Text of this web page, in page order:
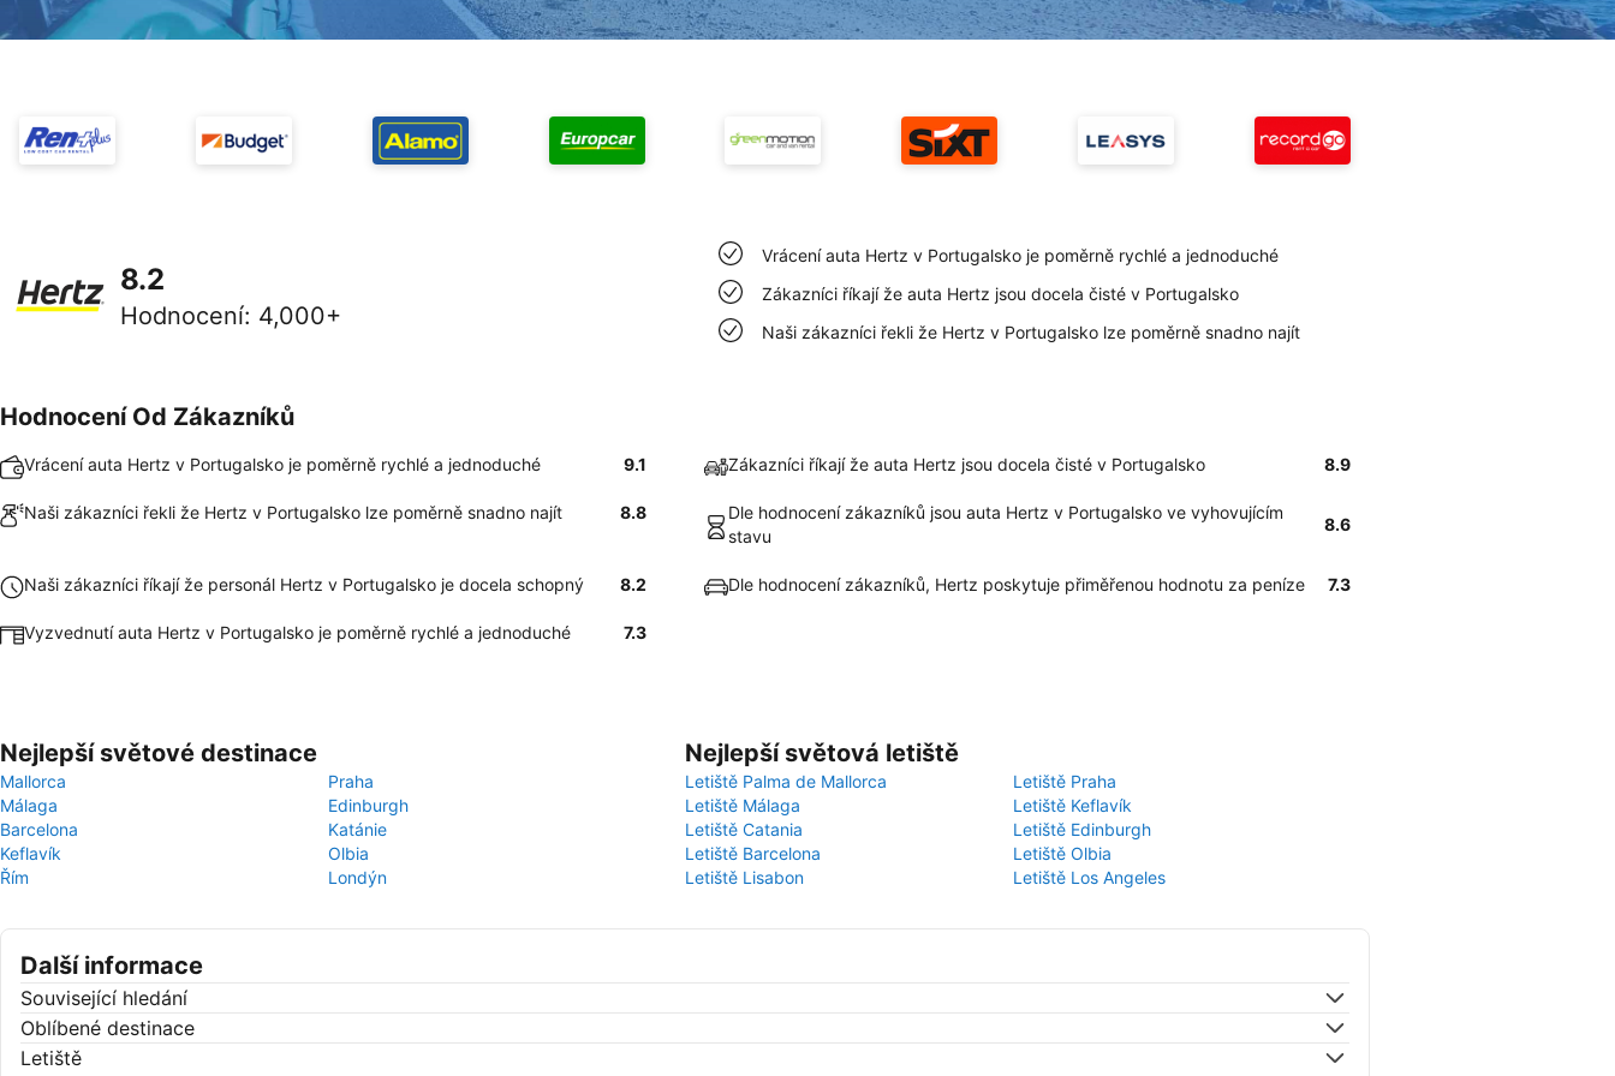
8.2
Hodnocení: 4,000+
Vrácení auta Hertz v Portugalsko je poměrně rychlé a jednoduché
Zákazníci říkají že auta Hertz jsou docela čisté v Portugalsko
Naši zákazníci řekli že Hertz v Portugalsko lze poměrně snadno najít
Hodnocení Od Zákazníků
Vrácení auta Hertz v Portugalsko je poměrně rychlé a jednoduché 9.1 Zákazníci říkají že auta Hertz jsou docela čisté v Portugalsko 8.9
Naši zákazníci řekli že Hertz v Portugalsko lze poměrně snadno najít 8.8
Dle hodnocení zákazníků jsou auta Hertz v Portugalsko ve vyhovujícím
stavu
8.6
Naši zákazníci říkají že personál Hertz v Portugalsko je docela schopný 8.2 Dle hodnocení zákazníků, Hertz poskytuje přiměřenou hodnotu za peníze 7.3
Vyzvednutí auta Hertz v Portugalsko je poměrně rychlé a jednoduché 7.3
Nejlepší světové destinace
Mallorca
Praha
Málaga
Edinburgh
Barcelona
Katánie
Keflavík
Olbia
Řím
Londýn
Nejlepší světová letiště
Letiště Palma de Mallorca
Letiště Praha
Letiště Málaga
Letiště Keflavík
Letiště Catania
Letiště Edinburgh
Letiště Barcelona
Letiště Olbia
Letiště Lisabon
Letiště Los Angeles
Další informace
Související hledání
Oblíbené destinace
Letiště